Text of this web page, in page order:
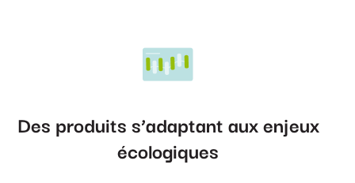
Des produits s’adaptant aux enjeux
écologiques